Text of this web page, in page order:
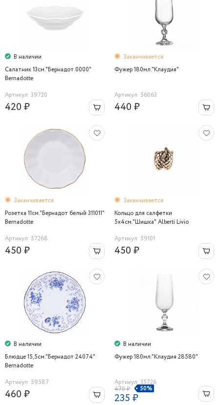
В наличии
Салатник 13см."Бернадот 0000"
Bernadotte
Артикул: 39720
420 ₽
Заканчивается
Фужер 180мл."Клаудия"
Артикул: 56063
440 ₽
Заканчивается
Розетка 11см."Бернадот белый 311011"
Bernadotte
Артикул: 57268
450 ₽
Заканчивается
Кольцо для салфетки
5х4см."Шишка" Alberti Livio
Артикул: 59101
450 ₽
В наличии
Блюдце 15,5см."Бернадот 24074"
Bernadotte
Артикул: 59587
460 ₽
В наличии
Фужер 180мл."Клаудия 28580"
Артикул: 35726
470 ₽
50%
235 ₽